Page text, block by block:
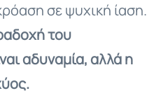
σε ψυχική ίαση.
του
αδυναμία, αλλά η